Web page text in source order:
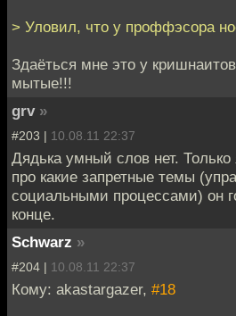
> Уловил, что у проффэсора
Здаёться мне это у
мытые!!!
grv »
#203 | 10.08.11 22:37
Дядька умный слов нет. Только
про какие запретные темы
социальными процессами) он
конце.
Schwarz »
#204 | 10.08.11 22:37
Кому: akastargazer, #18